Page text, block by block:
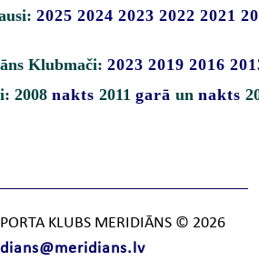
2025 2024 2023 2022 2021
Klubmači: 2023 2019 2016
2008 nakts 2011 garā un nakts
KLUBS MERIDIĀNS © 2026